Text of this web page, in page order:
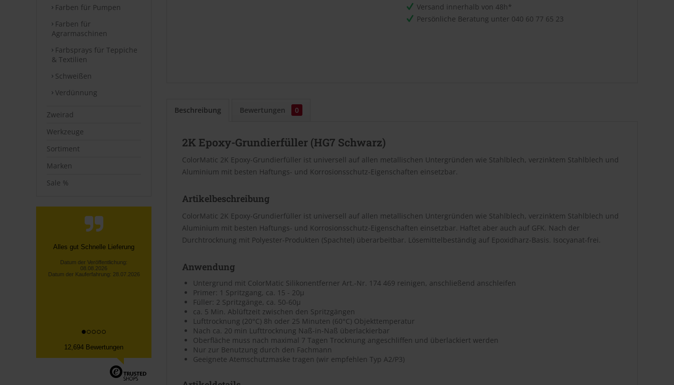
Farben für Pumpen
Farben für
Agrarmaschinen
Farbsprays für Teppiche
& Textilien
Schweißen
Verdünnung
Zweirad
Werkzeuge
Sortiment
Marken
Sale %
Telefonische Info, dass nicht die
war! Unverzügliche
Rückerstattu...
12,694 Bewertungen
Versand innerhalb von 48h*
Persönliche Beratung unter 040 60 77 65 23
Beschreibung Bewertungen 0
2K Epoxy-Grundierfüller (HG7 Schwarz)
ColorMatic 2K Epoxy-Grundierfüller ist universell auf allen metallischen Untergründen wie Stahlblech, verzinktem Stahlblech und
Aluminium mit besten Haftungs- und Korrosionsschutz-Eigenschaften einsetzbar.
Artikelbeschreibung
ColorMatic 2K Epoxy-Grundierfüller ist universell auf allen metallischen Untergründen wie Stahlblech, verzinktem Stahlblech und
Aluminium mit besten Haftungs- und Korrosionsschutz-Eigenschaften einsetzbar. Haftet aber auch auf GFK. Nach der
Durchtrocknung mit Polyester-Produkten (Spachtel) überarbeitbar. Lösemittelbeständig auf Epoxidharz-Basis. Isocyanat-frei.
Anwendung
Untergrund mit ColorMatic Silikonentferner Art.-Nr. 174 469 reinigen, anschließend anschleifen
Primer: 1 Spritzgang, ca. 15 - 20µ
Füller: 2 Spritzgänge, ca. 50-60µ
ca. 5 Min. Ablüftzeit zwischen den Spritzgängen
Lufttrocknung (20°C) 8h oder 25 Minuten (60°C) Objekttemperatur
Nach ca. 20 min Lufttrocknung Naß-in-Naß überlackierbar
Oberfläche muss nach maximal 7 Tagen Trocknung angeschliffen und überlackiert werden
Nur zur Benutzung durch den Fachmann
Geeignete Atemschutzmaske tragen (wir empfehlen Typ A2/P3)